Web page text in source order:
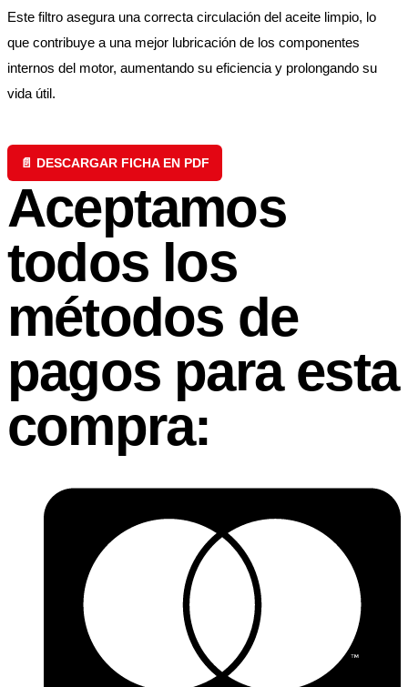
Este filtro asegura una correcta circulación del aceite limpio, lo
que contribuye a una mejor lubricación de los componentes
internos del motor, aumentando su eficiencia y prolongando su
vida útil.
📄 DESCARGAR FICHA EN PDF
Aceptamos
todos los
métodos de
pagos para esta
compra: